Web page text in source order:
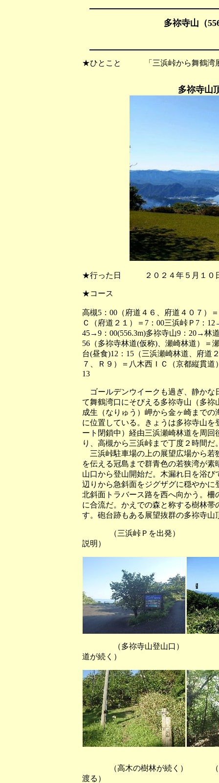
多祢寺山（
★ひとこと 「三浜峠から舞鶴湾展
多祢寺山
★行った日 ２０２４年５月１０
★コース
高槻5：00（府道４６、府道４０７）
Ｃ（府道２１）＝7：00三浜峠Ｐ7：
45→9：00(556.3m)多祢寺山9：20→林
56（多祢寺林道(仮称)、瀬崎林道）＝
台(昼食)12：15（三浜瀬崎林道、府道
７、Ｒ９）＝八木西ＩＣ（京都縦貫
13
ゴールデンウイークも過ぎ、静かな
て舞鶴湾口にそびえる多祢寺山（多
成生（なりゅう）岬から金ヶ崎まで
に位置している。きょうは多祢寺山
ート閉鎖中）経由三浜瀬崎林道を周
り、高槻から三浜峠まで丁度２時間だ
三浜峠駐車場の上の展望広場から若
を伝える冠島まで群青色の若狭湾が
山口から登山開始だ。木漏れ日を浴
辺りから急斜面をジグザグに穏やか
北斜面トラバース路を西へ向かう。
に合流だ。かえでの森と称する樹林
す。砲台跡もある展望抜群の多祢寺山
（三浜峠Ｐを出発） （展
説明）
（多祢寺山登山口） （新緑
道が続く）
（高木の樹林が続く） （山
渡る）